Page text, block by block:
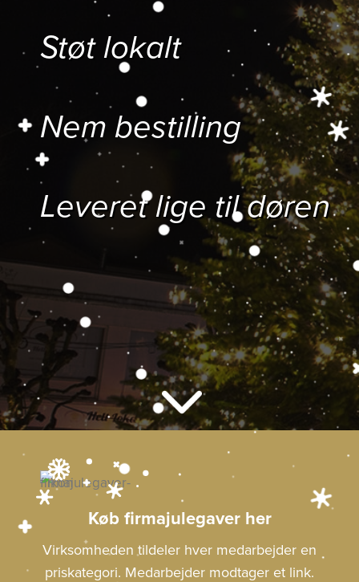
Støt lokalt
Nem bestilling
Leveret lige til døren
Køb firmajulegaver her
Virksomheden tildeler hver medarbejder en
priskategori. Medarbejder modtager et link.